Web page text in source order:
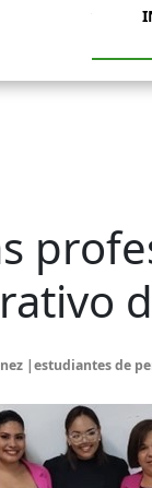
|estudiantes de